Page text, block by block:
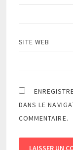
SITE WEB
DANS LE
COMMENTAIRE.